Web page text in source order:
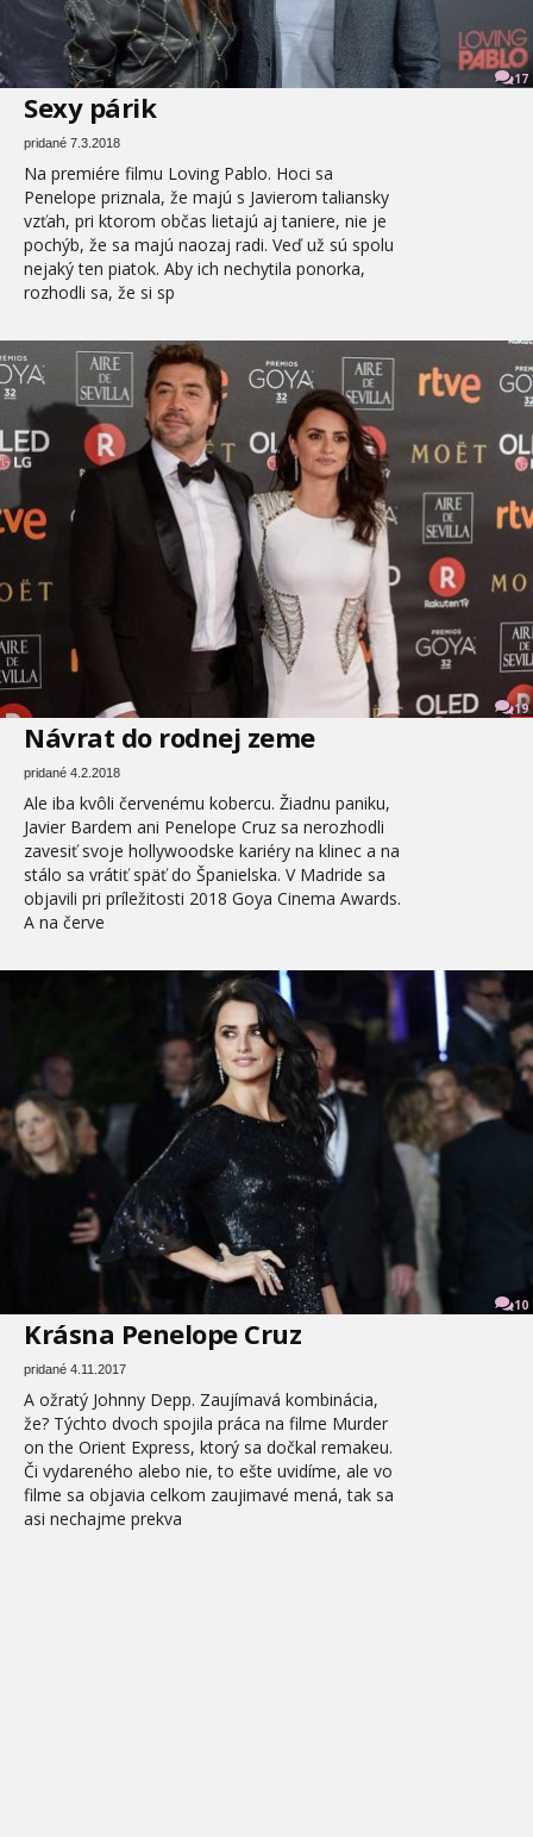
17
Sexy párik
pridané 7.3.2018
Na premiére filmu Loving Pablo. Hoci sa
Penelope priznala, že majú s Javierom taliansky
vzťah, pri ktorom občas lietajú aj taniere, nie je
pochýb, že sa majú naozaj radi. Veď už sú spolu
nejaký ten piatok. Aby ich nechytila ponorka,
rozhodli sa, že si sp
19
Návrat do rodnej zeme
pridané 4.2.2018
Ale iba kvôli červenému kobercu. Žiadnu paniku,
Javier Bardem ani Penelope Cruz sa nerozhodli
zavesiť svoje hollywoodske kariéry na klinec a na
stálo sa vrátiť späť do Španielska. V Madride sa
objavili pri príležitosti 2018 Goya Cinema Awards.
A na červe
10
Krásna Penelope Cruz
pridané 4.11.2017
A ožratý Johnny Depp. Zaujímavá kombinácia,
že? Týchto dvoch spojila práca na filme Murder
on the Orient Express, ktorý sa dočkal remakeu.
Či vydareného alebo nie, to ešte uvidíme, ale vo
filme sa objavia celkom zaujimavé mená, tak sa
asi nechajme prekva